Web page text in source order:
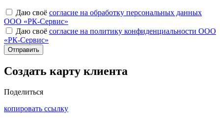
Даю своё согласие на обработку персональных данных
ООО «РК-Сервис»
Даю своё согласие на политику конфиденциальности ООО
«РК-Сервис»
Отправить
Создать карту клиента
Поделиться
копировать ссылку